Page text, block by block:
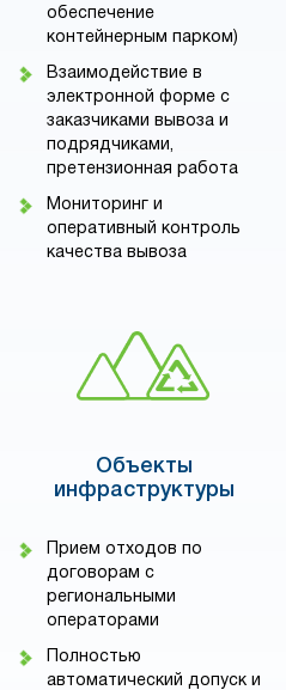
обеспечение
контейнерным парком)
Взаимодействие в
электронной форме с
заказчиками вывоза и
подрядчиками,
претензионная работа
Мониторинг и
оперативный контроль
качества вывоза
Объекты
инфраструктуры
Прием отходов по
договорам с
региональными
операторами
Полностью
автоматический допуск и